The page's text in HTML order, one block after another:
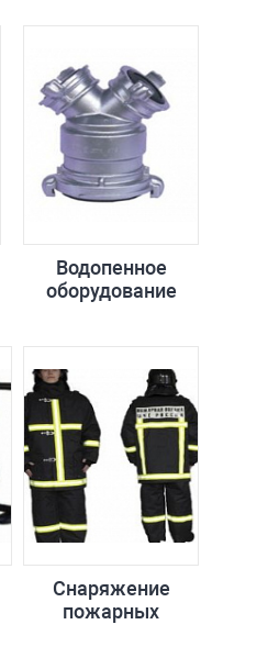
Водопенное
оборудование
Снаряжение
пожарных